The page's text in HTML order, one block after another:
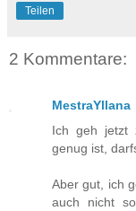
Teilen
2 Kommentare:
MestraYllana
Ich geh jetzt
genug ist,
Aber gut, ich
auch nicht